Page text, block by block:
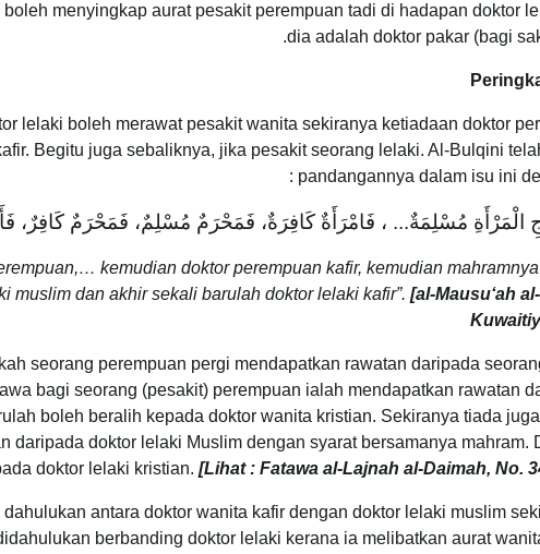
menyingkap aurat pesakit perempuan tadi di hadapan doktor
dia adalah doktor pakar (bagi
lelaki boleh merawat pesakit wanita sekiranya ketiadaan doktor
Begitu juga sebaliknya, jika pesakit seorang lelaki. Al-Bulqini
pandangannya dalam isu ini
الْمَرْأَةِ مُسْلِمَةٌ... ، فَامْرَأَةٌ كَافِرَةٌ، فَمَحْرَمٌ مُسْلِمٌ، فَمَحْرَمٌ كَافِرٌ،
kemudian doktor perempuan kafir, kemudian
muslim dan akhir sekali barulah doktor lelaki kafir”. [al-Mausu‘ah
seorang perempuan pergi mendapatkan rawatan daripada
bagi seorang (pesakit) perempuan ialah mendapatkan rawatan
boleh beralih kepada doktor wanita kristian. Sekiranya tiada
doktor lelaki Muslim dengan syarat bersamanya mahram.
doktor lelaki kristian. [Lihat : Fatawa al-Lajnah al-Daimah, No.
antara doktor wanita kafir dengan doktor lelaki muslim
berbanding doktor lelaki kerana ia melibatkan aurat